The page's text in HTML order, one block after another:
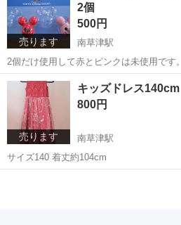
売ります
2個
500円
南草津駅
2個だけ使用して赤とピンクは未使用です。
滋賀 草津市 南草津駅
売ります
キッズドレス140cm
800円
南草津駅
サイズ140 着丈約104cm